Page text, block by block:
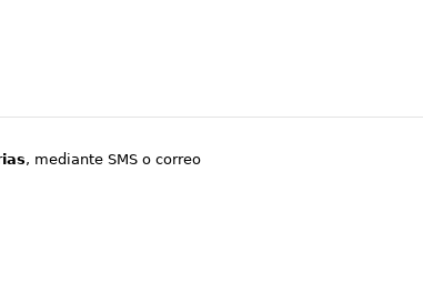
, mediante SMS o correo